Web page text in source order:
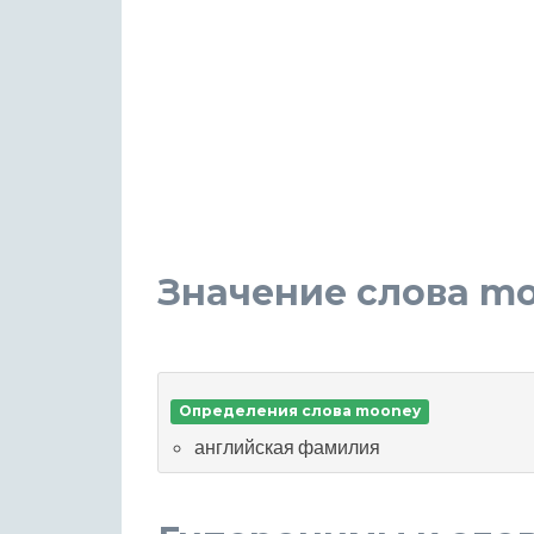
Значение слова
Определения слова mooney
английская фамилия